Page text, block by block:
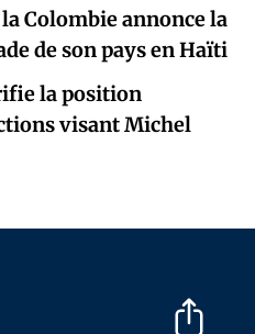
Colombie annonce la
de son pays en Haïti
la position
visant Michel